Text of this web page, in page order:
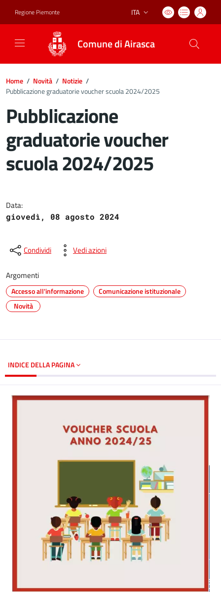
Regione Piemonte Lingua attiva:
ITA
Comune di Airasca
Home / Novità / Notizie /
Pubblicazione graduatorie voucher scuola 2024/2025
Pubblicazione
graduatorie voucher
scuola 2024/2025
Data:
giovedì, 08 agosto 2024
Condividi Vedi azioni
Argomenti
Accesso all'informazione
Comunicazione istituzionale
Novità
INDICE DELLA PAGINA